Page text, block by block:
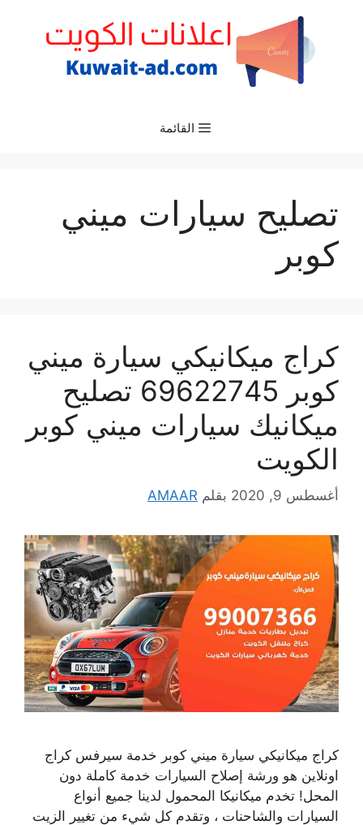
القائمة
تصليح سيارات ميني
كوبر
كراج ميكانيكي سيارة ميني
كوبر 69622745 تصليح
ميكانيك سيارات ميني كوبر
الكويت
أغسطس 9, 2020 بقلم AMAAR
كراج ميكانيكي سيارة ميني كوبر خدمة سيرفس كراج
اونلاين هو ورشة إصلاح السيارات خدمة كاملة دون
المحل! تخدم ميكانيكا المحمول لدينا جميع أنواع
السيارات والشاحنات ، وتقدم كل شيء من تغيير الزيت